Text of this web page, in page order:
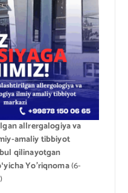
allrergalogiya va
amaliy tibbiyot
qilinayotgan
Yo’riqnoma(6-